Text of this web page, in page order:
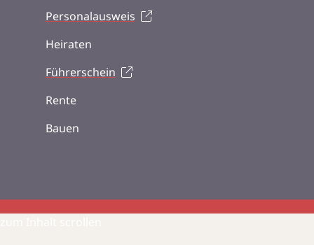
Personalausweis
Heiraten
Führerschein
Rente
Bauen